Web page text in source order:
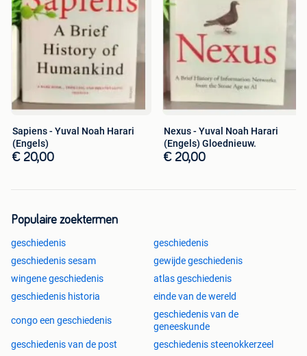
Sapiens - Yuval Noah Harari
(Engels)
€ 20,00
Nexus - Yuval Noah Harari
(Engels) Gloednieuw.
€ 20,00
Populaire zoektermen
geschiedenis
geschiedenis
geschiedenis sesam
gewijde geschiedenis
wingene geschiedenis
atlas geschiedenis
geschiedenis historia
einde van de wereld
congo een geschiedenis
geschiedenis van de
geneeskunde
geschiedenis van de post
geschiedenis steenokkerzeel